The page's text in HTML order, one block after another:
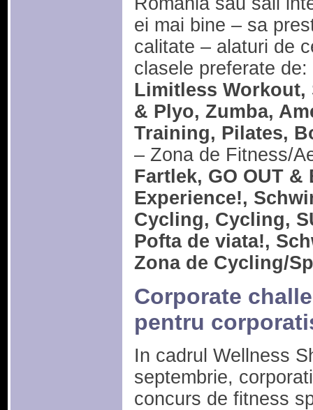
ei mai bine – sa
calitate – alaturi de
clasele preferate de:
Limitless Workout,
& Plyo, Zumba,
Training, Pilates,
– Zona de Fitness/
Fartlek, GO OUT
Experience!,
Cycling, Cycling,
Pofta de viata!,
Zona de Cycling/
Corporate
pentru
In cadrul Wellness
septembrie,
concurs de fitness